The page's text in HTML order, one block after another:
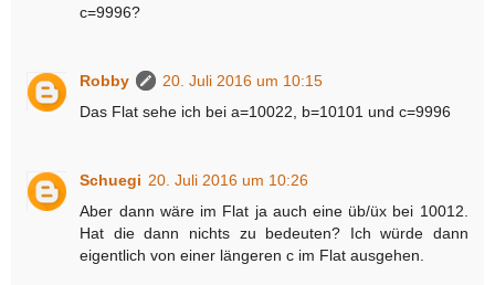
c=9996?
Robby
20. Juli 2016 um 10:15
Das Flat sehe ich bei a=10022, b=10101 und c=9996
Schuegi 20. Juli 2016 um 10:26
Aber dann wäre im Flat ja auch eine üb/üx bei 10012.
Hat die dann nichts zu bedeuten? Ich würde dann
eigentlich von einer längeren c im Flat ausgehen.